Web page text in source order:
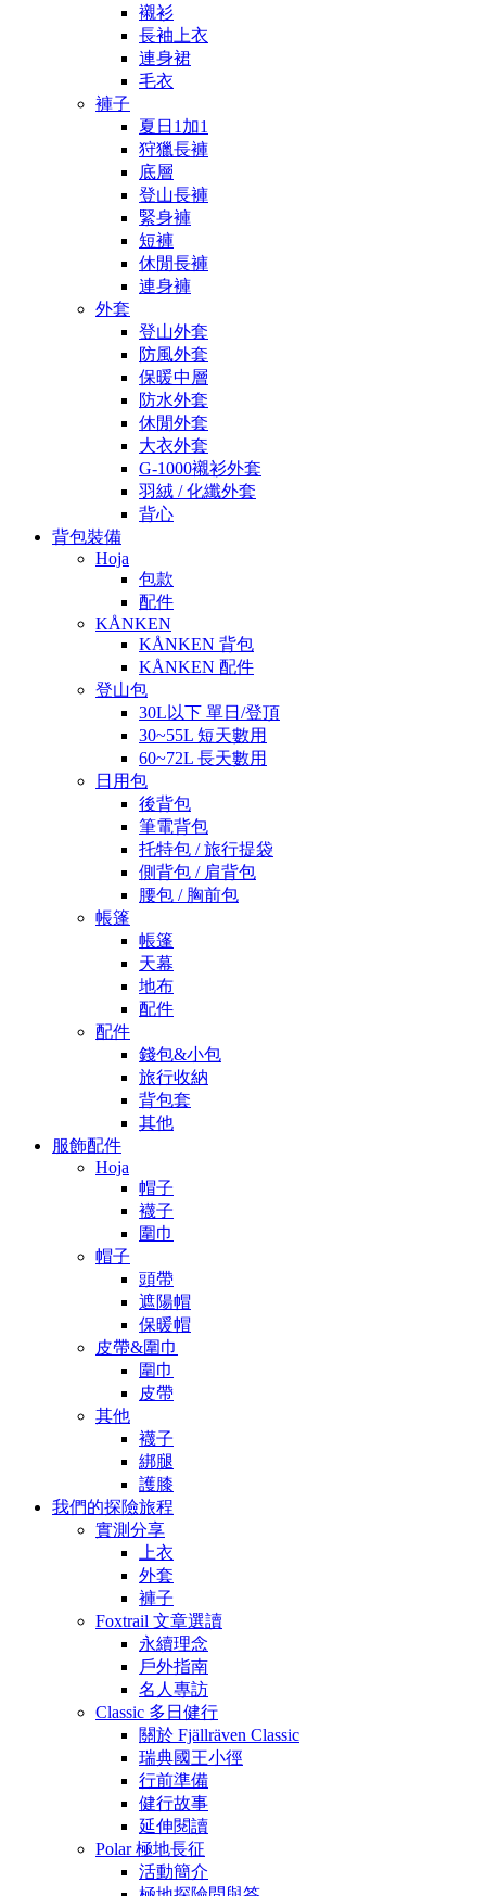
襯衫
長袖上衣
連身裙
毛衣
褲子
夏日1加1
狩獵長褲
底層
登山長褲
緊身褲
短褲
休閒長褲
連身褲
外套
登山外套
防風外套
保暖中層
防水外套
休閒外套
大衣外套
G-1000襯衫外套
羽絨 / 化纖外套
背心
背包裝備
Hoja
包款
配件
KÅNKEN
KÅNKEN 背包
KÅNKEN 配件
登山包
30L以下 單日/登頂
30~55L 短天數用
60~72L 長天數用
日用包
後背包
筆電背包
托特包 / 旅行提袋
側背包 / 肩背包
腰包 / 胸前包
帳篷
帳篷
天幕
地布
配件
配件
錢包&小包
旅行收納
背包套
其他
服飾配件
Hoja
帽子
襪子
圍巾
帽子
頭帶
遮陽帽
保暖帽
皮帶&圍巾
圍巾
皮帶
其他
襪子
綁腿
護膝
我們的探險旅程
實測分享
上衣
外套
褲子
Foxtrail 文章選讀
永續理念
戶外指南
名人專訪
Classic 多日健行
關於 Fjällräven Classic
瑞典國王小徑
行前準備
健行故事
延伸閱讀
Polar 極地長征
活動簡介